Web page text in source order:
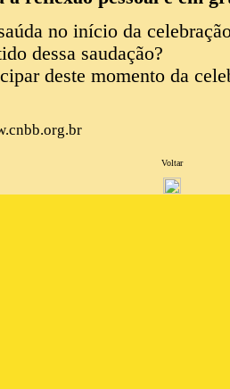
no início da
dessa saudação?
deste momento da
Voltar